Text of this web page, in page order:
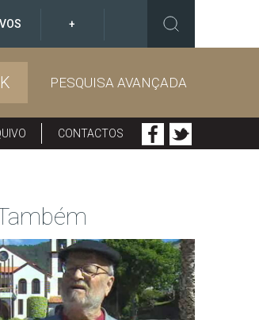
+
PESQUISA AVANÇADA
CONTACTOS